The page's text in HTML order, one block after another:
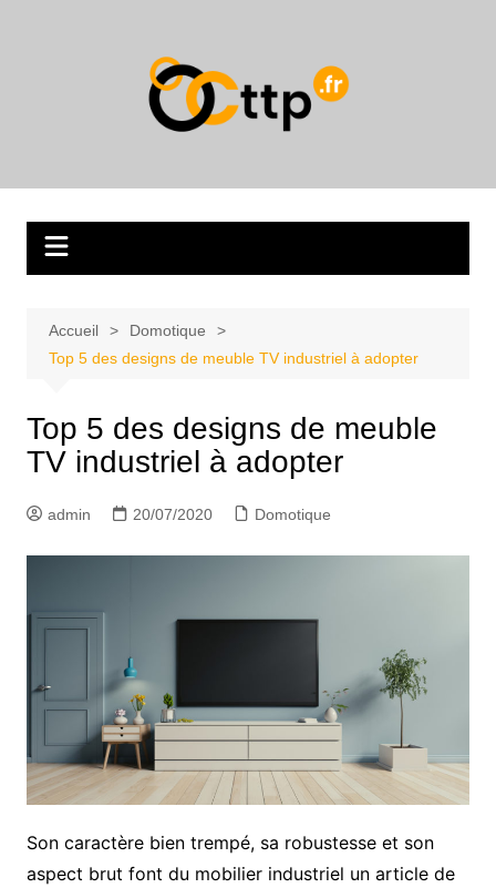
Accueil
Domotique
Top 5 des designs de meuble TV industriel à adopter
Top 5 des designs de meuble
TV industriel à adopter
admin 20/07/2020 Domotique
Son caractère bien trempé, sa robustesse et son
aspect brut font du mobilier industriel un article de